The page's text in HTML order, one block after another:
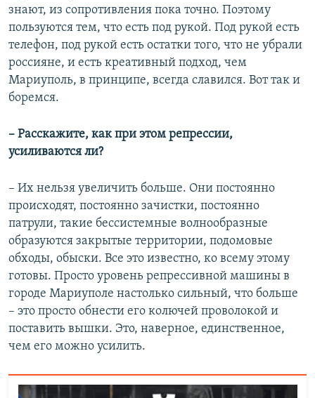
знают, из сопротивления пока точно. Поэтому
пользуются тем, что есть под рукой. Под рукой есть
телефон, под рукой есть остатки того, что не убрали
россияне, и есть креативный подход, чем
Мариуполь, в принципе, всегда славился. Вот так и
боремся.
– Расскажите, как при этом репрессии,
усиливаются ли?
– Их нельзя увеличить больше. Они постоянно
происходят, постоянно зачистки, постоянно
патрули, такие бессистемные волнообразные
образуются закрытые территории, подомовые
обходы, обыски. Все это известно, ко всему этому
готовы. Просто уровень репрессивной машины в
городе Мариуполе настолько сильный, что больше
– это просто обнести его колючей проволокой и
поставить вышки. Это, наверное, единственное,
чем его можно усилить.